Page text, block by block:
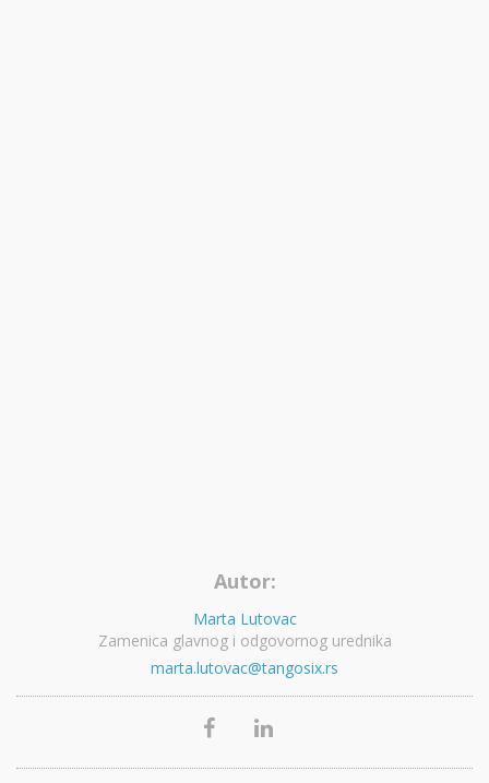
Autor:
Marta Lutovac
Zamenica glavnog i odgovornog urednika
marta.lutovac@tangosix.rs